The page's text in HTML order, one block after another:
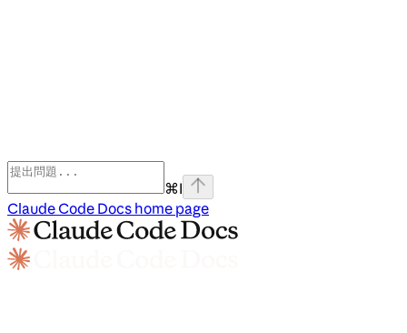
⌘I
Claude Code Docs home page